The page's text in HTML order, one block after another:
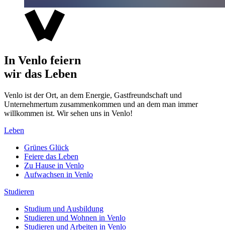
In Venlo feiern
wir das Leben
Venlo ist der Ort, an dem Energie, Gastfreundschaft und
Unternehmertum zusammenkommen und an dem man immer
willkommen ist. Wir sehen uns in Venlo!
Leben
Grünes Glück
Feiere das Leben
Zu Hause in Venlo
Aufwachsen in Venlo
Studieren
Studium und Ausbildung
Studieren und Wohnen in Venlo
Studieren und Arbeiten in Venlo